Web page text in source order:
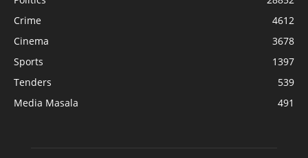
Crime
4612
Cinema
3678
Sports
1397
Tenders
539
Media Masala
491